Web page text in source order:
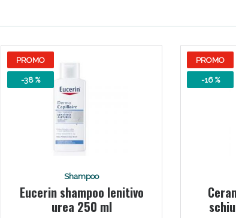
PROMO
-38 %
Shampoo
Eucerin shampoo lenitivo
urea 250 ml
PROMO
-16 %